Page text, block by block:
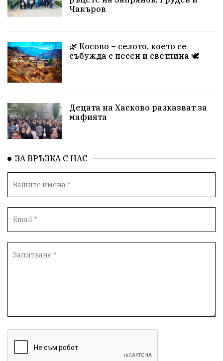
Чакъров
🌿 Косово – селото, което се
събужда с песен и светлина 🕊️
Децата на Хасково разказват за
мафията
ЗА ВРЪЗКА С НАС